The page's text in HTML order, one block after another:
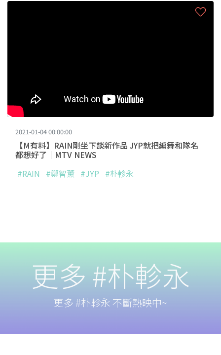
2021-01-04 00:00:00
【M有料】RAIN剛坐下談新作品 JYP就把編舞和隊名
都想好了｜MTV NEWS
#RAIN
#鄭智薰 #JYP #朴軫永
更多 #朴軫永
更多 #朴軫永 不斷熱映中~